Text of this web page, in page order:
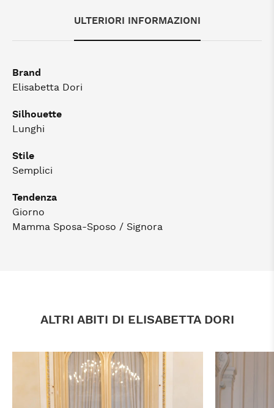
ULTERIORI INFORMAZIONI
Brand
Elisabetta Dori
Silhouette
Lunghi
Stile
Semplici
Tendenza
Giorno
Mamma Sposa-Sposo / Signora
ALTRI ABITI DI ELISABETTA DORI